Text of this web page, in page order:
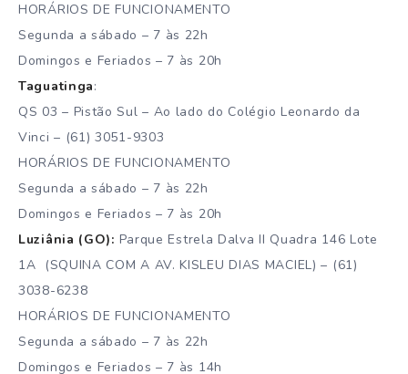
HORÁRIOS DE FUNCIONAMENTO
Segunda a sábado – 7 às 22h
Domingos e Feriados – 7 às 20h
Taguatinga:
QS 03 – Pistão Sul – Ao lado do Colégio Leonardo da
Vinci – (61) 3051-9303
HORÁRIOS DE FUNCIONAMENTO
Segunda a sábado – 7 às 22h
Domingos e Feriados – 7 às 20h
Luziânia (GO): Parque Estrela Dalva II Quadra 146 Lote
1A​ (SQUINA COM A AV. KISLEU DIAS MACIEL) – (61)
3038-6238
HORÁRIOS DE FUNCIONAMENTO
Segunda a sábado – 7 às 22h
Domingos e Feriados – 7 às 14h